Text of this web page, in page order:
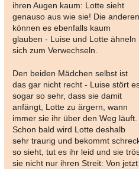
ihren Augen kaum: Lotte sieht
genauso aus wie sie! Die anderen
können es ebenfalls kaum
glauben - Luise und Lotte ähneln
sich zum Verwechseln.
Den beiden Mädchen selbst ist
das gar nicht recht - Luise stört
sogar so sehr, dass sie damit
anfängt, Lotte zu ärgern, wann
immer sie ihr über den Weg läuft.
Schon bald wird Lotte deshalb
sehr traurig und bekommt
so sieht, tut es ihr leid und sie
sie nicht nur ihren Streit: Von